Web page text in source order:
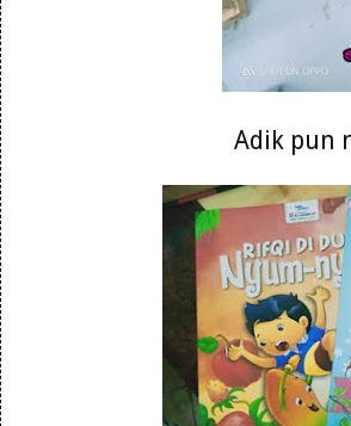
Adik pun